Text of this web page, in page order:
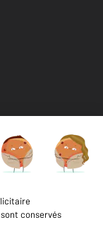
d'honoraires